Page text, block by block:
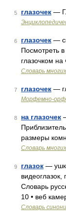
5 глазочек —
6 глазочек —
Посмотреть в
глазочком на
Словарь
7 глазочек —
Морфемно-
8 на глазочек
размеры
Словарь
9 глазок —
Словарь
10 • веб
Словарь